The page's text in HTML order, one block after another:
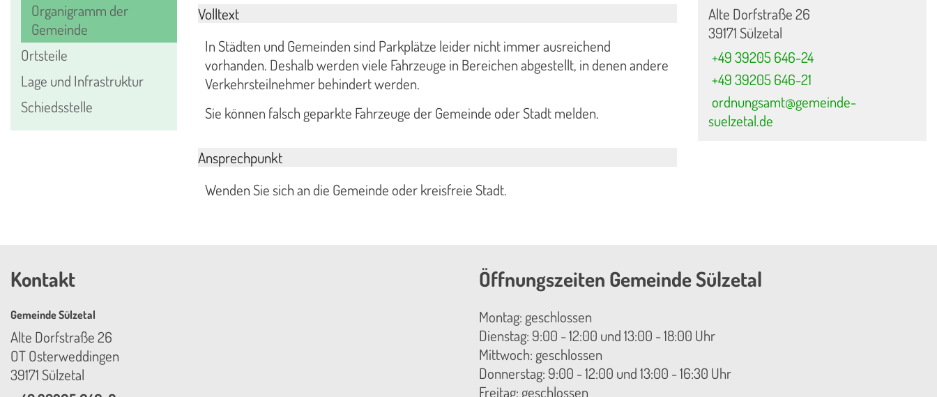
Organigramm der
Gemeinde
Ortsteile
Lage und Infrastruktur
Schiedsstelle
Volltext
In Städten und Gemeinden sind Parkplätze leider nicht immer ausreichend
vorhanden. Deshalb werden viele Fahrzeuge in Bereichen abgestellt, in denen andere
Verkehrsteilnehmer behindert werden.
Sie können falsch geparkte Fahrzeuge der Gemeinde oder Stadt melden.
Ansprechpunkt
Wenden Sie sich an die Gemeinde oder kreisfreie Stadt.
Alte Dorfstraße 26
39171 Sülzetal
+49 39205 646-24
+49 39205 646-21
ordnungsamt@gemeinde-
suelzetal.de
Kontakt
Gemeinde Sülzetal
Alte Dorfstraße 26
OT Osterweddingen
39171 Sülzetal
Öffnungszeiten Gemeinde Sülzetal
Montag: geschlossen
Dienstag: 9:00 - 12:00 und 13:00 - 18:00 Uhr
Mittwoch: geschlossen
Donnerstag: 9:00 - 12:00 und 13:00 - 16:30 Uhr
Freitag: geschlossen